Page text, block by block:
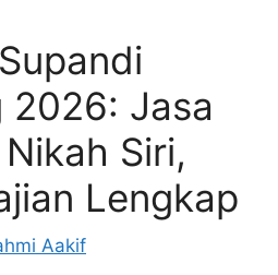
2026: Jasa
Siri,
Lengkap
Aakif